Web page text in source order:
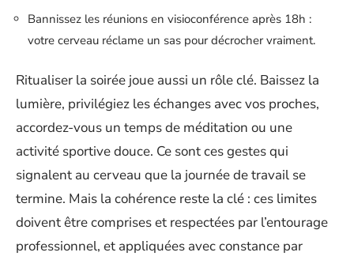
Bannissez les réunions en visioconférence après 18h :
votre cerveau réclame un sas pour décrocher vraiment.
Ritualiser la soirée joue aussi un rôle clé. Baissez la
lumière, privilégiez les échanges avec vos proches,
accordez-vous un temps de méditation ou une
activité sportive douce. Ce sont ces gestes qui
signalent au cerveau que la journée de travail se
termine. Mais la cohérence reste la clé : ces limites
doivent être comprises et respectées par l’entourage
professionnel, et appliquées avec constance par